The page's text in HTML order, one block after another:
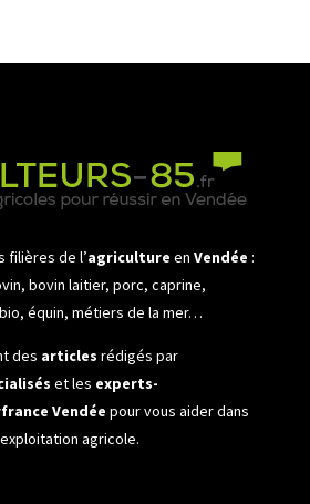
filières de l’agriculture en Vendée :
bovin laitier, porc, caprine,
équin, métiers de la mer…
des articles rédigés par
et les experts-
Vendée pour vous aider dans
agricole.